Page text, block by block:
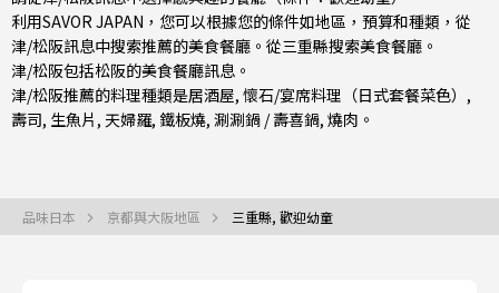
利用SAVOR JAPAN，您可以根據您的條件如地區，預算和種類，從
津/松阪訊息中搜索推薦的美食餐廳。從三重縣搜索美食餐廳。
津/松阪包括松阪的美食餐廳訊息。
津/松阪推薦的料理種類是居酒屋, 懷石/宴席料理（日式套餐菜色） ,
壽司, 生魚片 , 天婦羅, 鐵板燒, 涮涮鍋 / 壽喜鍋, 燒肉 。
品味日本 京都與大阪地區 三重縣, 歡迎幼童